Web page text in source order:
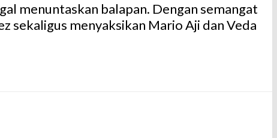
menuntaskan balapan. Dengan semangat
sekaligus menyaksikan Mario Aji dan Veda